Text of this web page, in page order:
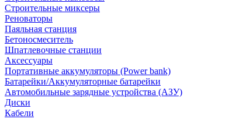
Строительные миксеры
Реноваторы
Паяльная станция
Бетоносмеситель
Шпатлевочные станции
Аксессуары
Портативные аккумуляторы (Power bank)
Батарейки/Аккумуляторные батарейки
Автомобильные зарядные устройства (АЗУ)
Диски
Кабели